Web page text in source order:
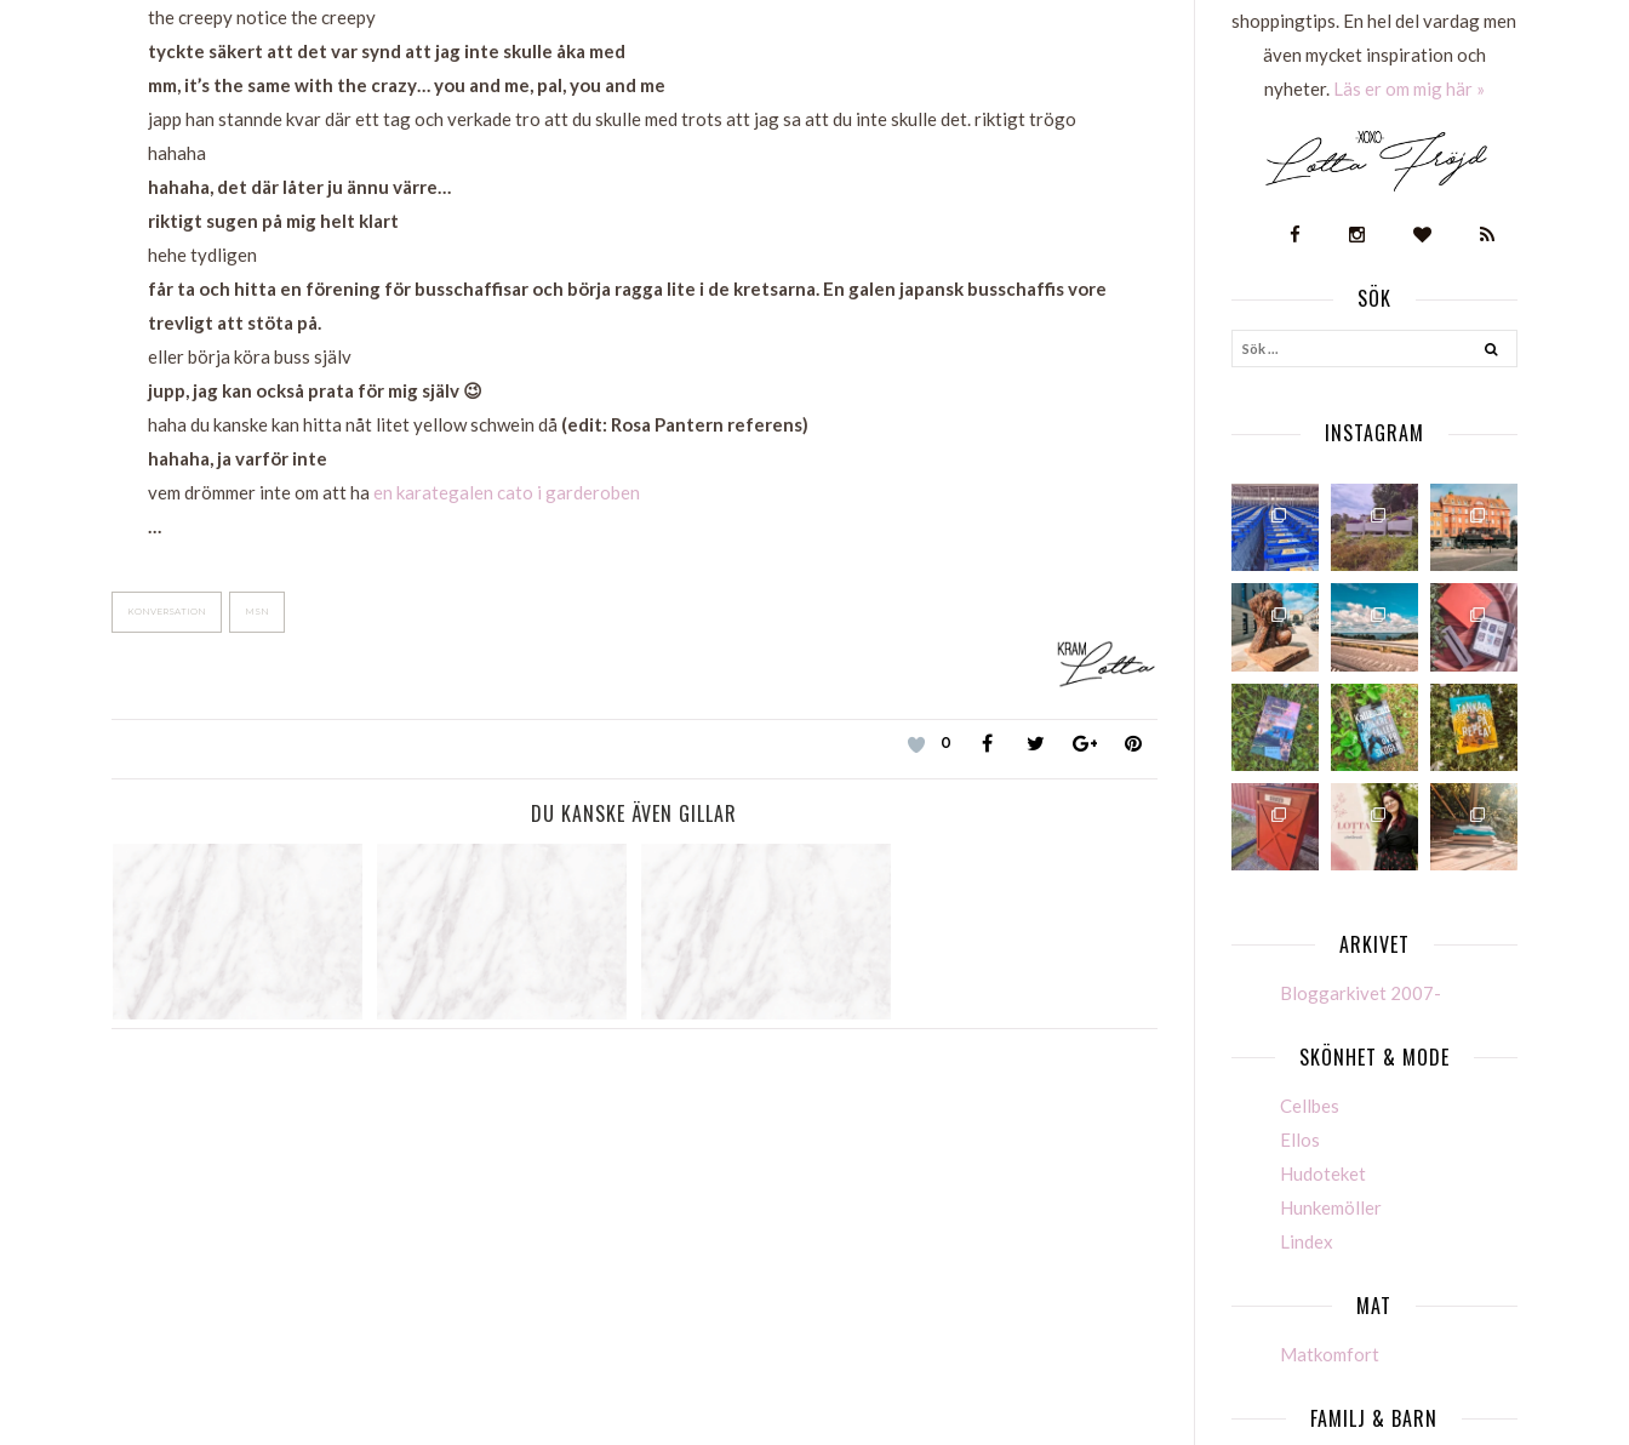
the creepy notice the creepy
tyckte säkert att det var synd att jag inte skulle åka med
mm, it’s the same with the crazy… you and me, pal, you and me
japp han stannde kvar där ett tag och verkade tro att du skulle med trots att jag sa att du inte skulle det. riktigt trögo
hahaha
hahaha, det där låter ju ännu värre…
riktigt sugen på mig helt klart
hehe tydligen
får ta och hitta en förening för busschaffisar och börja ragga lite i de kretsarna. En galen japansk busschaffis vore
trevligt att stöta på.
eller börja köra buss själv
jupp, jag kan också prata för mig själv 😉
haha du kanske kan hitta nåt litet yellow schwein då (edit: Rosa Pantern referens)
hahaha, ja varför inte
vem drömmer inte om att ha en karategalen cato i garderoben
…
KONVERSATION MSN
0
DU KANSKE ÄVEN GILLAR
shoppingtips. En hel del vardag men
även mycket inspiration och
nyheter. Läs er om mig här »
SÖK
INSTAGRAM
ARKIVET
Bloggarkivet 2007-
SKÖNHET & MODE
Cellbes
Ellos
Hudoteket
Hunkemöller
Lindex
MAT
Matkomfort
FAMILJ & BARN